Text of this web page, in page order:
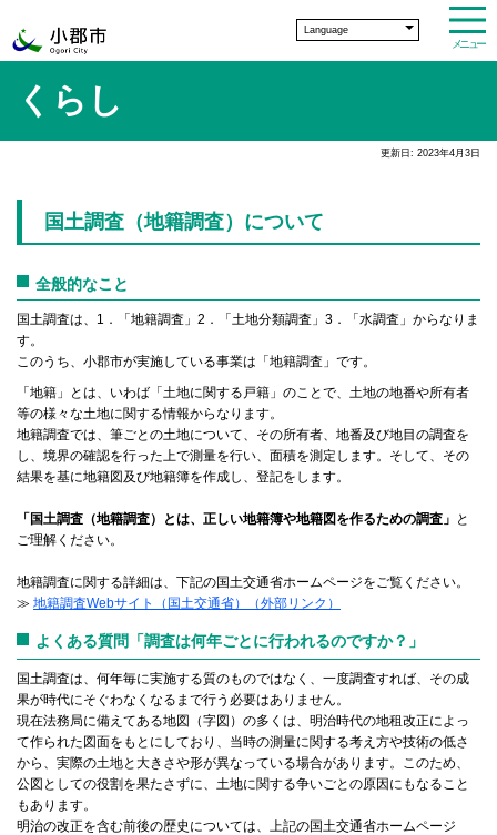
Language
メニュー
くらし
更新日: 2023年4月3日
国土調査（地籍調査）について
全般的なこと
国土調査は、1．「地籍調査」2．「土地分類調査」3．「水調査」からなりま
す。
このうち、小郡市が実施している事業は「地籍調査」です。
「地籍」とは、いわば「土地に関する戸籍」のことで、土地の地番や所有者
等の様々な土地に関する情報からなります。
地籍調査では、筆ごとの土地について、その所有者、地番及び地目の調査を
し、境界の確認を行った上で測量を行い、面積を測定します。そして、その
結果を基に地籍図及び地籍簿を作成し、登記をします。
「国土調査（地籍調査）とは、正しい地籍簿や地籍図を作るための調査」 と
ご理解ください。
地籍調査に関する詳細は、下記の国土交通省ホームページをご覧ください。
≫ 地籍調査Webサイト（国土交通省）（外部リンク）
よくある質問「調査は何年ごとに行われるのですか？」
国土調査は、何年毎に実施する質のものではなく、一度調査すれば、その成
果が時代にそぐわなくなるまで行う必要はありません。
現在法務局に備えてある地図（字図）の多くは、明治時代の地租改正によっ
て作られた図面をもとにしており、当時の測量に関する考え方や技術の低さ
から、実際の土地と大きさや形が異なっている場合があります。このため、
公図としての役割を果たさずに、土地に関する争いごとの原因にもなること
もあります。
明治の改正を含む前後の歴史については、上記の国土交通省ホームページ